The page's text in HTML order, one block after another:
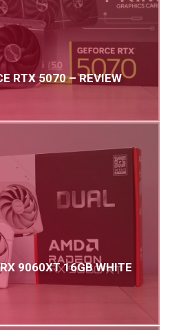
RTX 5070 – REVIEW
9060XT 16GB WHITE